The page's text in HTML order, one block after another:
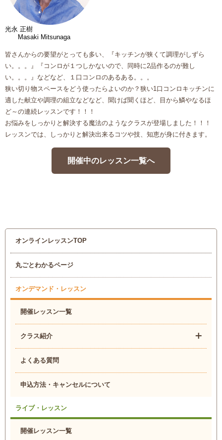
光永 正樹
Masaki Mitsunaga
皆さんからの要望がとっても多い、『キッチンが狭くて調理がしずら
い。。。』『コンロが１つしかないので、同時に2品作るのが難し
い。。。』などなど、１口コンロのあるある。。。
狭い切り物スペースをどう使ったらよいのか？狭い1口コンロキッチンに
適した献立や調理の組立などなど、聞けば聞くほど、目から鱗やなるほ
ど～の連続レッスンです！！！
お悩みをしっかりと解決する魔法のようなクラスが登場しました！！！
レッスンでは、しっかりと解決出来るコツや技、知恵が身に付きます。
開催中のレッスン一覧へ
オンラインレッスンTOP
丸ごとわかるページ
オンデマンド・レッスン
開催レッスン一覧
クラス紹介
よくある質問
申込方法・キャンセルについて
ライブ・レッスン
開催レッスン一覧